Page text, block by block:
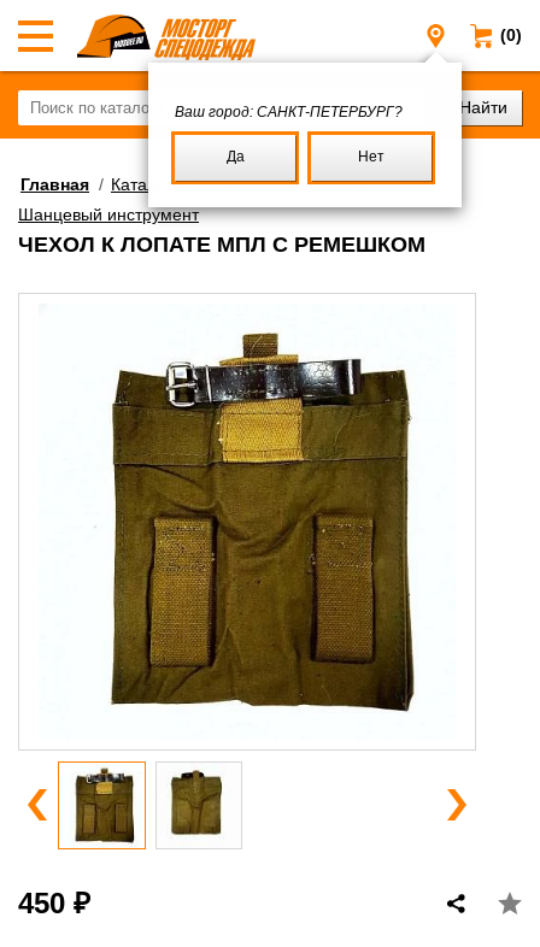
(0)
Санкт-
Ваш город: САНКТ-ПЕТЕРБУРГ?
Да Нет
Главная / Каталог/Военное имущество/
Шанцевый инструмент
ЧЕХОЛ К ЛОПАТЕ МПЛ С РЕМЕШКОМ
450 ₽